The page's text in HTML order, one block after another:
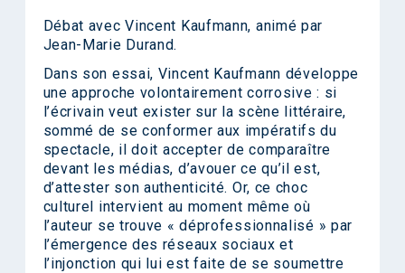
Débat avec Vincent Kaufmann, animé par
Jean-Marie Durand.
Dans son essai, Vincent Kaufmann développe
une approche volontairement corrosive : si
l’écrivain veut exister sur la scène littéraire,
sommé de se conformer aux impératifs du
spectacle, il doit accepter de comparaître
devant les médias, d’avouer ce qu’il est,
d’attester son authenticité. Or, ce choc
culturel intervient au moment même où
l’auteur se trouve « déprofessionnalisé » par
l’émergence des réseaux sociaux et
l’injonction qui lui est faite de se soumettre